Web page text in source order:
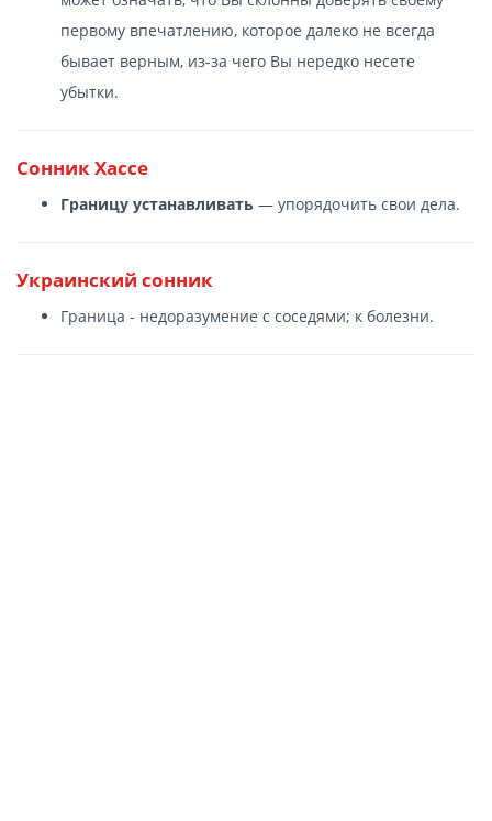
первому впечатлению, которое далеко не всегда
бывает верным, из-за чего Вы нередко несете
убытки.
Сонник Хассе
Границу устанавливать — упорядочить свои дела.
Украинский сонник
Граница - недоразумение с соседями; к болезни.